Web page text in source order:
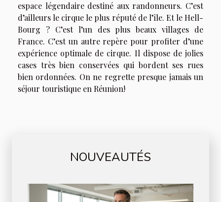
espace légendaire destiné aux randonneurs. C’est
d’ailleurs le cirque le plus réputé de l’île. Et le Hell-
Bourg ? C’est l’un des plus beaux villages de
France. C’est un autre repère pour profiter d’une
expérience optimale de cirque. Il dispose de jolies
cases très bien conservées qui bordent ses rues
bien ordonnées. On ne regrette presque jamais un
séjour touristique en Réunion!
NOUVEAUTÉS